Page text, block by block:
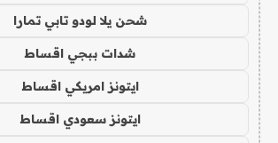
شحن يلا لودو تابي تمارا
شدات ببجي اقساط
ايتونز امريكي اقساط
ايتونز سعودي اقساط